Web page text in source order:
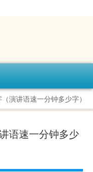
演讲语速一分钟多少字）
语速一分钟多少